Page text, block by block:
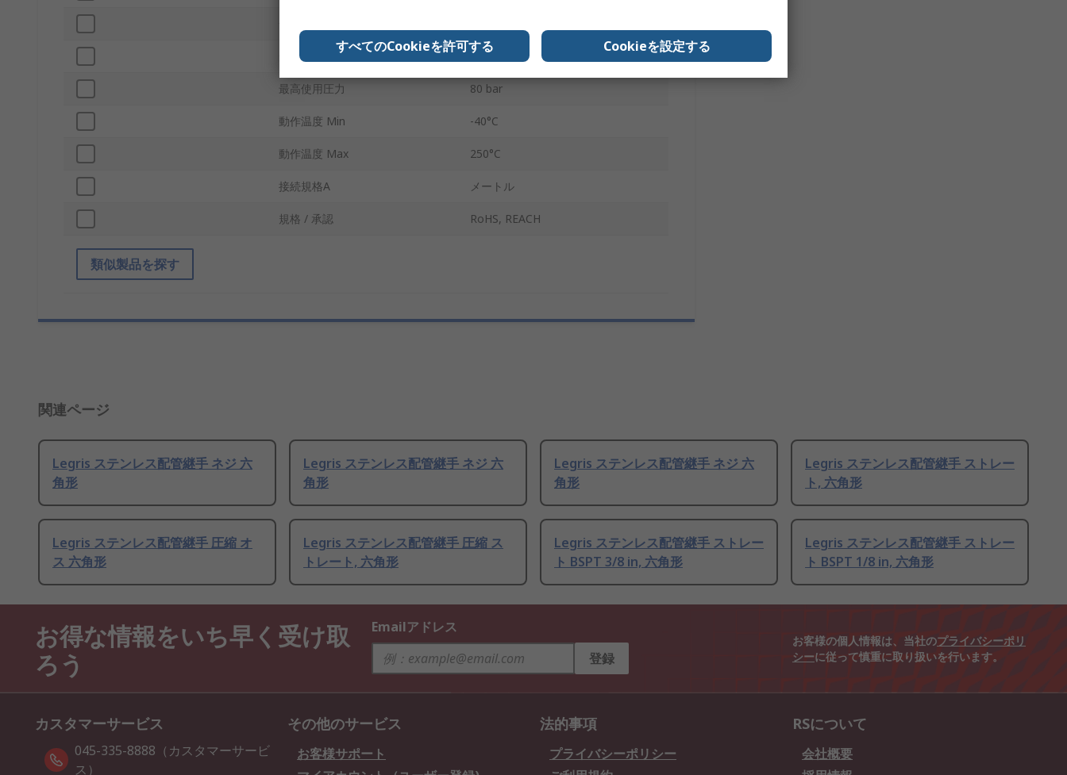
形状 六角形
最高使用圧力 80 bar
動作温度 Min -40°C
動作温度 Max 250°C
接続規格A メートル
規格 / 承認 RoHS, REACH
類似製品を探す
関連ページ
Legris ステンレス配管継手 ネジ 六
角形
Legris ステンレス配管継手 ネジ 六
角形
Legris ステンレス配管継手 ネジ 六
角形
Legris ステンレス配管継手 ストレー
ト, 六角形
Legris ステンレス配管継手 圧縮 オ
ス 六角形
Legris ステンレス配管継手 圧縮 ス
トレート, 六角形
Legris ステンレス配管継手 ストレー
ト BSPT 3/8 in, 六角形
Legris ステンレス配管継手 ストレー
ト BSPT 1/8 in, 六角形
お得な情報をいち早く受け取
ろう
Emailアドレス
登録
お客様の個人情報は、当社のプライバシーポリ
シーに従って慎重に取り扱いを行います。
カスタマーサービス
045-335-8888（カスタマーサービ
ス）
その他のサービス
お客様サポート
法的事項
プライバシーポリシー
RSについて
会社概要
すべてのCookieを許可する Cookieを設定する